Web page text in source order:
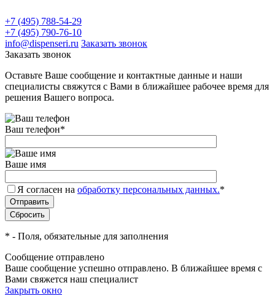
+7 (495) 788-54-29
+7 (495) 790-76-10
info@dispenseri.ru Заказать звонок
Заказать звонок
Оставьте Ваше сообщение и контактные данные и наши
специалисты свяжутся с Вами в ближайшее рабочее время для
решения Вашего вопроса.
Ваш телефон*
Ваше имя
Я согласен на обработку персональных данных.*
* - Поля, обязательные для заполнения
Сообщение отправлено
Ваше сообщение успешно отправлено. В ближайшее время с
Вами свяжется наш специалист
Закрыть окно